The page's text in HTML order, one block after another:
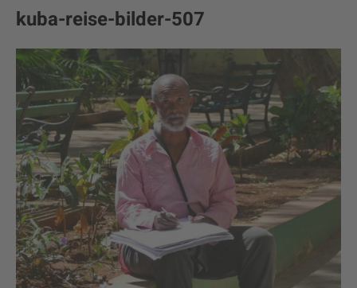
kuba-reise-bilder-507